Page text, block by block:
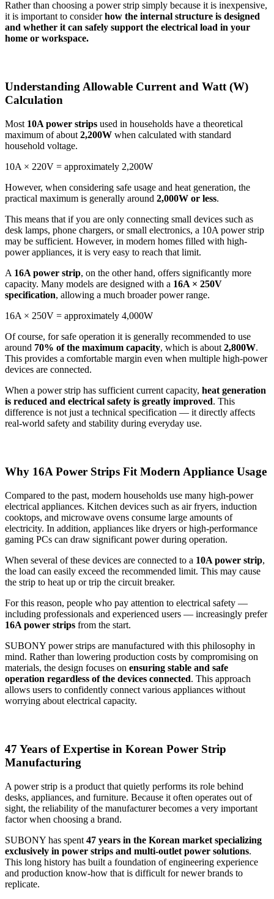
Rather than choosing a power strip simply because it is inexpensive,
it is important to considerhow the internal structure is designed
and whether it can safely support the electrical load in your
home or workspace.
Understanding Allowable Current and Watt (W)
Calculation
Most 10A power strips used in households have a theoretical
maximum of about 2,200W when calculated with standard
household voltage.
10A × 220V = approximately 2,200W
However, when considering safe usage and heat generation, the
practical maximum is generally around 2,000W or less.
This means that if you are only connecting small devices such as
desk lamps, phone chargers, or small electronics, a 10A power strip
may be sufficient. However, in modern homes filled with high-
power appliances, it is very easy to reach that limit.
A 16A power strip, on the other hand, offers significantly more
capacity. Many models are designed with a 16A × 250V
specification, allowing a much broader power range.
16A × 250V = approximately 4,000W
Of course, for safe operation it is generally recommended to use
around 70% of the maximum capacity, which is about 2,800W.
This provides a comfortable margin even when multiple high-power
devices are connected.
When a power strip has sufficient current capacity, heat generation
is reduced and electrical safety is greatly improved. This
difference is not just a technical specification — it directly affects
real-world safety and stability during everyday use.
Why 16A Power Strips Fit Modern Appliance Usage
Compared to the past, modern households use many high-power
electrical appliances. Kitchen devices such as air fryers, induction
cooktops, and microwave ovens consume large amounts of
electricity. In addition, appliances like dryers or high-performance
gaming PCs can draw significant power during operation.
When several of these devices are connected to a 10A power strip,
the load can easily exceed the recommended limit. This may cause
the strip to heat up or trip the circuit breaker.
For this reason, people who pay attention to electrical safety —
including professionals and experienced users — increasingly prefer
16A power strips from the start.
SUBONY power strips are manufactured with this philosophy in
mind. Rather than lowering production costs by compromising on
materials, the design focuses on ensuring stable and safe
operation regardless of the devices connected. This approach
allows users to confidently connect various appliances without
worrying about electrical capacity.
47 Years of Expertise in Korean Power Strip
Manufacturing
A power strip is a product that quietly performs its role behind
desks, appliances, and furniture. Because it often operates out of
sight, the reliability of the manufacturer becomes a very important
factor when choosing a brand.
SUBONY has spent 47 years in the Korean market specializing
exclusively in power strips and multi-outlet power solutions.
This long history has built a foundation of engineering experience
and production know-how that is difficult for newer brands to
replicate.